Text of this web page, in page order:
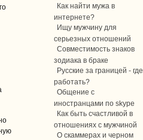
Как найти мужа в
интернете?
Ищу мужчину для
серьезных отношений
Совместимость знаков
зодиака в браке
Русские за границей - где
работать?
Общение с
иностранцами по skype
Как быть счастливой в
отношениях с мужчиной
О скаммерах и черном